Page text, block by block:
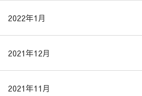
2022年1月
2021年12月
2021年11月